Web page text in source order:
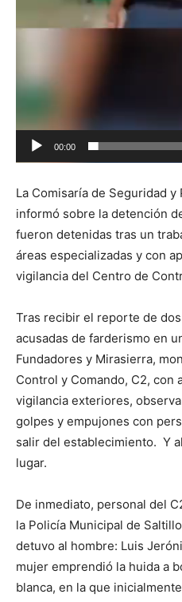
00:00
La Comisaría de Seguridad
informó sobre la detención
fueron detenidas tras un
áreas especializadas y con
vigilancia del Centro de
Tras recibir el reporte de
acusadas de farderismo en
Fundadores y Mirasierra,
Control y Comando, C2, con
vigilancia exteriores,
golpes y empujones con
salir del establecimiento. Y
lugar.
De inmediato, personal del
la Policía Municipal de
detuvo al hombre: Luis
mujer emprendió la huida a
blanca, en la que